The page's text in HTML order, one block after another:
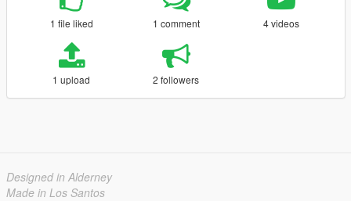
1 file liked 1 comment 4 videos
1 upload 2 followers
Designed in Alderney
Made in Los Santos